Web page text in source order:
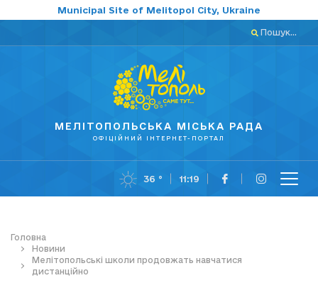
Municipal Site of Melitopol City, Ukraine
Пошук...
МЕЛІТОПОЛЬСЬКА МІСЬКА РАДА
ОФІЦІЙНИЙ ІНТЕРНЕТ-ПОРТАЛ
36 ° 11:19
Головна
Новини
Мелітопольські школи продовжать навчатися
дистанційно